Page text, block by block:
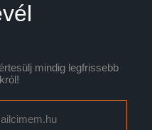
mindig legfrissebb